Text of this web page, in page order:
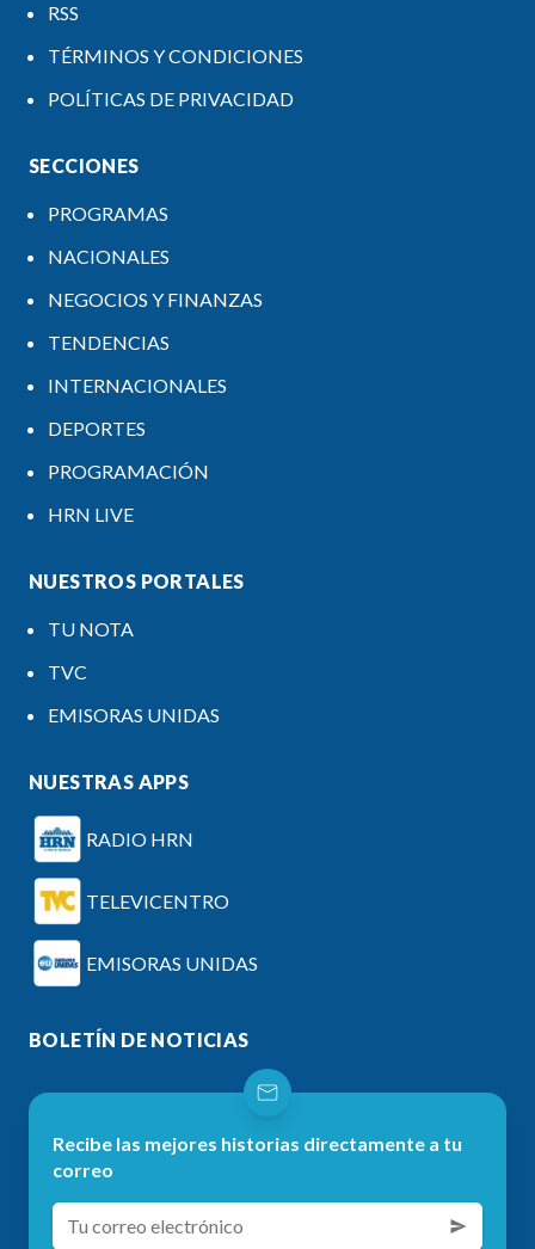
RSS
TÉRMINOS Y CONDICIONES
POLÍTICAS DE PRIVACIDAD
SECCIONES
PROGRAMAS
NACIONALES
NEGOCIOS Y FINANZAS
TENDENCIAS
INTERNACIONALES
DEPORTES
PROGRAMACIÓN
HRN LIVE
NUESTROS PORTALES
TU NOTA
TVC
EMISORAS UNIDAS
NUESTRAS APPS
RADIO HRN
TELEVICENTRO
EMISORAS UNIDAS
BOLETÍN DE NOTICIAS
Recibe las mejores historias directamente a tu
correo